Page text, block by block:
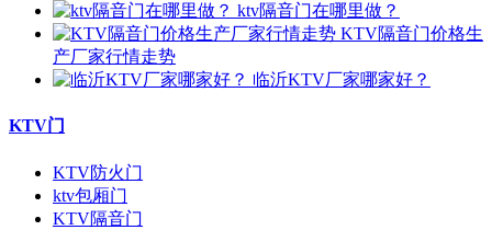
ktv隔音门在哪里做？
KTV隔音门价格生
产厂家行情走势
临沂KTV厂家哪家好？
KTV门
KTV防火门
ktv包厢门
KTV隔音门